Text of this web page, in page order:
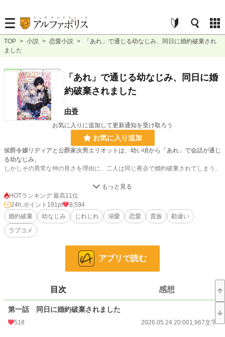
TOP > 小説 > 恋愛小説 >
「あれ」で通じる幼なじみ、同日に婚約破棄され
ました
恋愛 連載中 短編
「あれ」で通じる幼なじみ、同日に婚
約破棄されました
由香
お気に入りに追加して更新通知を受け取ろう
お気に入り追加
侯爵令嬢リディアと公爵家次男エリオットは、幼い頃から「あれ」で会話が通じ
る幼なじみ。
しかしその異常な仲の良さを理由に、二人は同じ夜会で婚約破棄されてしまう。
「……あれ」
「ああ、帰るか」
と秒で意思疎通。
婚約者を失って自由になった二人は、辺境改革の仕事を組んで始めることに。
すると、息ぴったりすぎる最強コンビぶりが社交界で話題になっていき……？
じれ甘幼なじみラブコメ。
小説
HOTランキング 最高11位
24h.ポイント 191pt
8,594
婚約破棄
幼なじみ じれじれ 溺愛 恋愛 貴族
勘違い
ラブコメ
アプリで読む
目次 感想
第一話 同日に婚約破棄されました
518 2026.05.24 20:001,967文字